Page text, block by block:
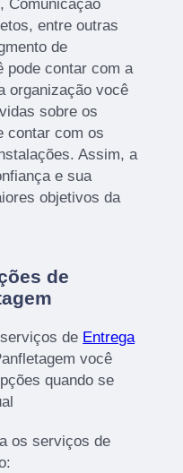
Comunicação
entre outras
de
pode contar com a
organização você
sobre os
contar com os
Assim, a
e sua
objetivos da
de
de Entrega
você
quando se
os serviços de